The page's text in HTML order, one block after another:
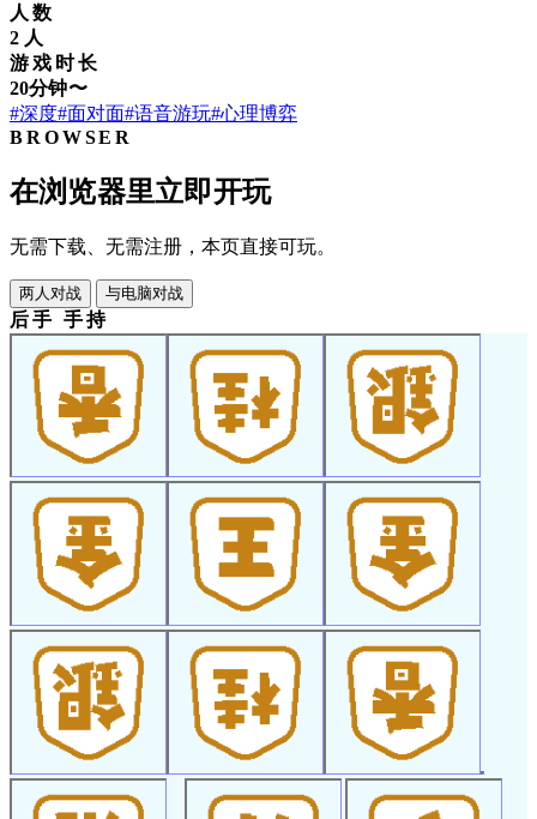
人数
2 人
游戏时长
20分钟〜
#深度#面对面#语音游玩#心理博弈
BROWSER
在浏览器里立即开玩
无需下载、无需注册，本页直接可玩。
两人对战 与电脑对战
后手 手持